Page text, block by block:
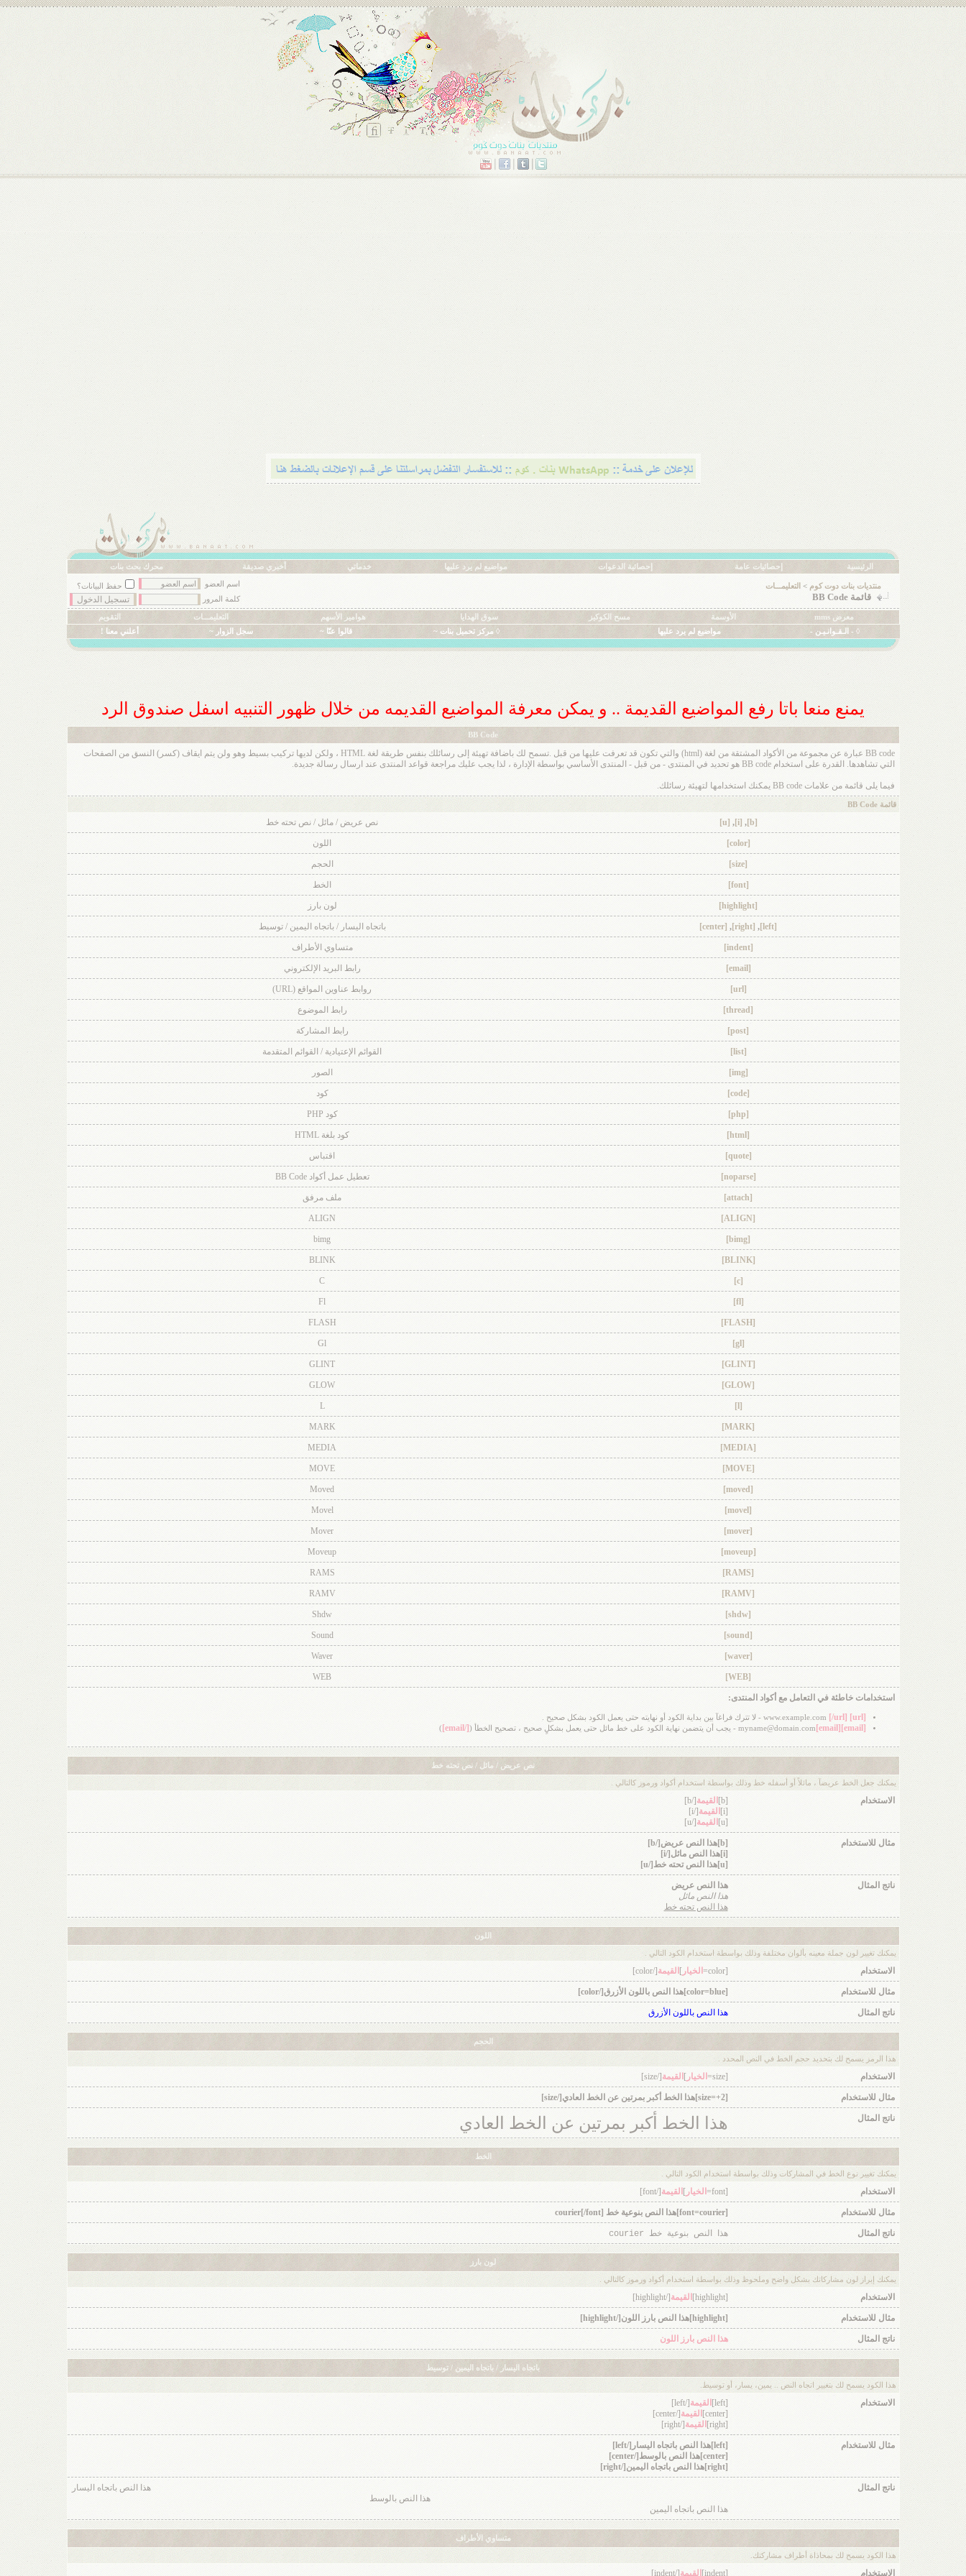
الرئيسية إحصائيات عامة إحصائية الدعوات مواضيع لم يرد عليها خدماتي أخبري صديقة محرك بحث بنات
منتديات بنات دوت كوم > التعليمـــات
قائمة BB Code
اسم العضو
حفظ البيانات؟
كلمة المرور
معرض mms الأوسمة مسح الكوكيز سوق الهدايا هوامير الأسهم التعليمـــات
التقويم
◊ - الـقـوانـيـن -
مواضيع لم يرد عليها ◊ مركز تحميل بنات ~ قالوا عنّا ~ سجل الزوار ~ أعلني معنا !
يمنع منعا باتا رفع المواضيع القديمة .. و يمكن معرفة المواضيع القديمه من خلال ظهور التنبيه اسفل صندوق الرد
BB Code
BB code عبارة عن مجموعة من الأكواد المشتقة من لغة (html) والتي تكون قد تعرفت عليها من قبل .تسمح لك باضافة تهيئة إلى رسائلك بنفس طريقة لغة HTML ، ولكن لديها تركيب بسيط وهو ولن يتم ايقاف (كسر) النسق من الصفحات
التي تشاهدها. القدرة على استخدام BB code هو تحديد في المنتدى - من قبل - المنتدى الأساسي بواسطة الإدارة ، لذا يجب عليك مراجعة قواعد المنتدى عند ارسال رسالة جديدة.
فيما يلى قائمة من علامات BB code يمكنك استخدامها لتهيئة رسائلك.
قائمة BB Code
[b]
,
[i]
,
[u] نص عريض / مائل / نص تحته خط
[color] اللون
[size] الحجم
[font] الخط
[highlight] لون بارز
[left]
,
[right]
,
[center] باتجاه اليسار / باتجاه اليمين / توسيط
[indent] متساوي الأطراف
[email] رابط البريد الإلكتروني
[url] روابط عناوين المواقع (URL)
[thread] رابط الموضوع
[post] رابط المشاركة
[list] القوائم الإعتيادية / القوائم المتقدمة
[img] الصور
[code] كود
[php] كود PHP
[html] كود بلغة HTML
[quote] اقتباس
[noparse] تعطيل عمل أكواد BB Code
[attach] ملف مرفق
[ALIGN]
ALIGN
[bimg]
bimg
[BLINK]
BLINK
[c]
C
[fl]
Fl
[FLASH]
FLASH
[gl]
Gl
[GLINT]
GLINT
[GLOW]
GLOW
[l]
L
[MARK]
MARK
[MEDIA]
MEDIA
[MOVE]
MOVE
[moved]
Moved
[movel]
Movel
[mover]
Mover
[moveup]
Moveup
[RAMS]
RAMS
[RAMV]
RAMV
[shdw]
Shdw
[sound]
Sound
[waver]
Waver
[WEB]
WEB
استخدامات خاطئة في التعامل مع أكواد المنتدى:
[url]
[/url] - لا تترك فراغآ بين بداية الكود أو نهايته حتى يعمل الكود بشكل صحيح .
[email]
myname@domain.com [email] - يجب أن يتضمن نهاية الكود على خط مائل حتى يعمل بشكلٍ صحيح ، تصحيح الخطأ ([/email]
)
نص عريض / مائل / نص تحته خط
يمكنك جعل الخط عريضآ ، مائلاً أو أسفله خط وذلك بواسطة استخدام أكواد ورموز كالتالي .
الاستخدام [b] القيمة [/b]
[i]
القيمة [/i]
[u]
القيمة [/u]
مثال للاستخدام
[b]هذا النص عريض[/b]
[i]هذا النص مائل[/i]
[u]هذا النص تحته خط[/u]
ناتج المثال
هذا النص عريض
هذا النص مائل
هذا النص تحته خط
اللون
يمكنك تغيير لون جملة معينه بألوان مختلفة وذلك بواسطة استخدام الكود التالي .
الاستخدام [color= الخيار] القيمة [/color]
مثال للاستخدام [color=blue]هذا النص باللون الأزرق[/color]
ناتج المثال هذا النص باللون الأزرق
الحجم
هذا الرمز يسمح لك بتحديد حجم الخط في النص المحدد .
الاستخدام [size= الخيار] القيمة [/size]
مثال للاستخدام [size=+2]هذا الخط أكبر بمرتين عن الخط العادي[/size]
ناتج المثال هذا الخط أكبر بمرتين عن الخط العادي
الخط
يمكنك تغيير نوع الخط في المشاركات وذلك بواسطة استخدام الكود التالي .
الاستخدام [font= الخيار] القيمة [/font]
مثال للاستخدام [font=courier]هذا النص بنوعية خط courier[/font]
ناتج المثال هذا النص بنوعية خط courier
لون بارز
يمكنك إبراز لون مشاركاتك بشكل واضح وملحوظ وذلك بواسطة استخدام أكواد ورموز كالتالي .
الاستخدام [highlight] القيمة [/highlight]
مثال للاستخدام [highlight]هذا النص بارز اللون[/highlight]
ناتج المثال هذا النص بارز اللون
باتجاه اليسار / باتجاه اليمين / توسيط
هذا الكود يسمح لك بتغيير اتجاه النص .. يمين، يسار، أو توسيط.
الاستخدام [left] القيمة [/left]
[center]
القيمة [/center]
[right]
القيمة [/right]
مثال للاستخدام
[left]هذا النص باتجاه اليسار[/left]
[center]هذا النص بالوسط[/center]
[right]هذا النص باتجاه اليمين[/right]
ناتج المثال
هذا النص باتجاه اليسار
هذا النص بالوسط
هذا النص باتجاه اليمين
متساوي الأطراف
هذا الكود يسمح لك بمحاذاة أطراف مشاركتك.
الاستخدام [indent] القيمة [/indent]